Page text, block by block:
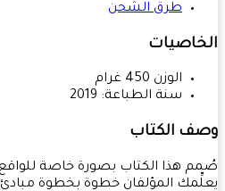
طرق الشحن
الوزن 450 غرام
سنة الطباعة: 2019
الكتاب
هذا الكتاب بصورة خاصة للواقع
المؤلفان خطوة بخطوة مبادئ